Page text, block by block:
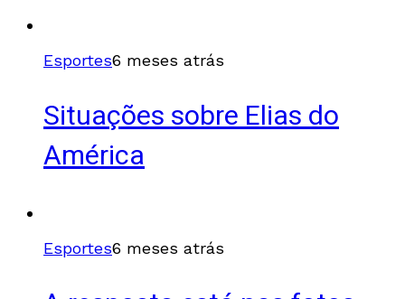
Esportes6 meses atrás
Situações sobre Elias do
América
Esportes6 meses atrás